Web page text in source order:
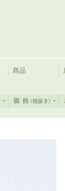
商品